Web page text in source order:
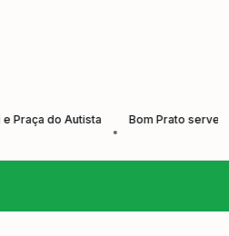
do Autista
Bom Prato serve